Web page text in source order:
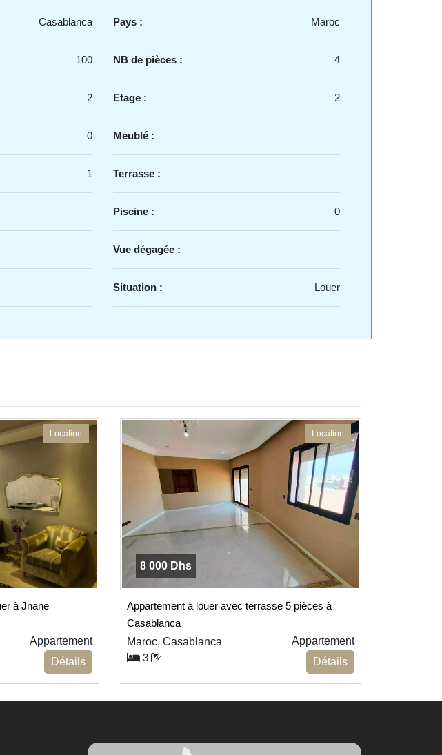
Casablanca
100
2
0
1
Pays : Maroc
NB de pièces : 4
Etage : 2
Meublé :
Terrasse :
Piscine : 0
Vue dégagée :
Situation : Louer
Location
à Jnane
Appartement
Détails
Location
8 000 Dhs
Appartement à louer avec terrasse 5 pièces à
Casablanca
Maroc, Casablanca
Appartement
3
Détails